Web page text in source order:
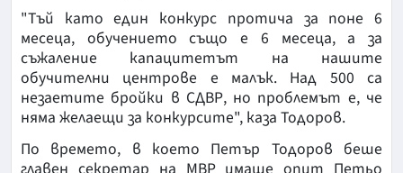
"Тъй като един конкурс протича за поне 6
месеца, обучението също е 6 месеца, а за
съжаление капацитетът на нашите
обучителни центрове е малък. Над 500 са
незаетите бройки в СДВР, но проблемът е, че
няма желаещи за конкурсите", каза Тодоров.
По времето, в което Петър Тодоров беше